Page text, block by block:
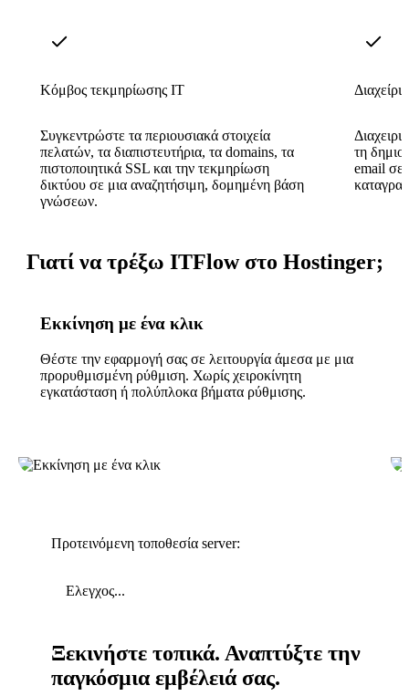
Κόμβος τεκμηρίωσης IT
Συγκεντρώστε τα περιουσιακά στοιχεία
πελατών, τα διαπιστευτήρια, τα domains, τα
πιστοποιητικά SSL και την τεκμηρίωση
δικτύου σε μια αναζητήσιμη, δομημένη βάση
γνώσεων.
τη
email σε
Γιατί να τρέξω ITFlow στο Hostinger;
Εκκίνηση με ένα κλικ
Θέστε την εφαρμογή σας σε λειτουργία άμεσα με μια
προρυθμισμένη ρύθμιση. Χωρίς χειροκίνητη
εγκατάσταση ή πολύπλοκα βήματα ρύθμισης.
Προτεινόμενη τοποθεσία server:
Ελεγχος...
Ξεκινήστε τοπικά. Αναπτύξτε την
παγκόσμια εμβέλειά σας.